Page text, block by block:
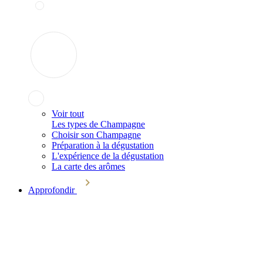
Voir tout
Les types de Champagne
Choisir son Champagne
Préparation à la dégustation
L'expérience de la dégustation
La carte des arômes
Approfondir